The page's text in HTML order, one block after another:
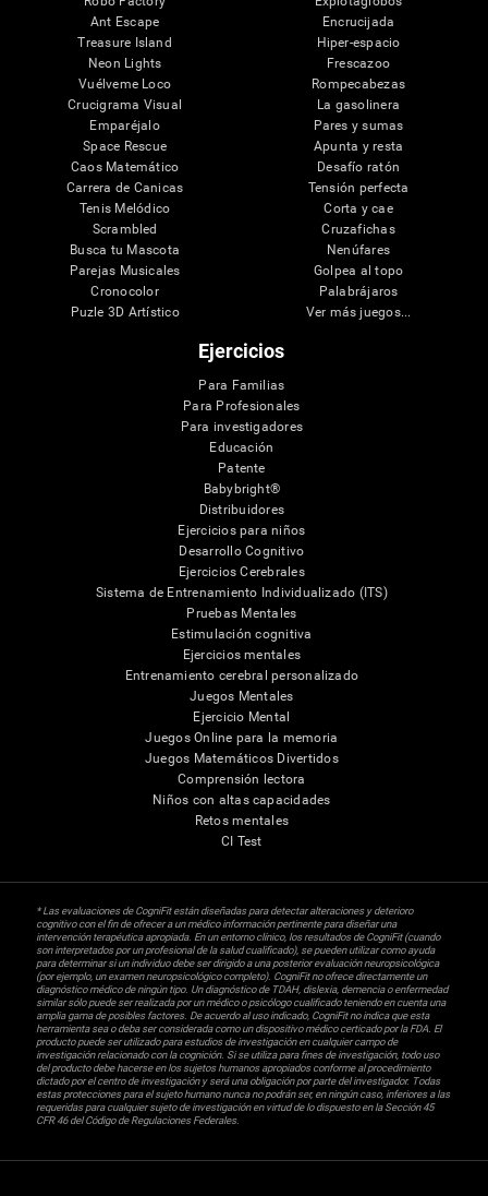
Ant Escape
Treasure Island
Neon Lights
Vuélveme Loco
Crucigrama Visual
Emparéjalo
Space Rescue
Caos Matemático
Carrera de Canicas
Tenis Melódico
Scrambled
Busca tu Mascota
Parejas Musicales
Cronocolor
Puzle 3D Artístico
Encrucijada
Hiper-espacio
Frescazoo
Rompecabezas
La gasolinera
Pares y sumas
Apunta y resta
Desafío ratón
Tensión perfecta
Corta y cae
Cruzafichas
Nenúfares
Golpea al topo
Palabrájaros
Ver más juegos...
Ejercicios
Para Familias
Para Profesionales
Para investigadores
Educación
Patente
Babybright®
Distribuidores
Ejercicios para niños
Desarrollo Cognitivo
Ejercicios Cerebrales
Sistema de Entrenamiento Individualizado (ITS)
Pruebas Mentales
Estimulación cognitiva
Ejercicios mentales
Entrenamiento cerebral personalizado
Juegos Mentales
Ejercicio Mental
Juegos Online para la memoria
Juegos Matemáticos Divertidos
Comprensión lectora
Niños con altas capacidades
Retos mentales
CI Test
* Las evaluaciones de CogniFit están diseñadas para detectar alteraciones y deterioro
cognitivo con el fin de ofrecer a un médico información pertinente para diseñar una
intervención terapéutica apropiada. En un entorno clínico, los resultados de CogniFit (cuando
son interpretados por un profesional de la salud cualificado), se pueden utilizar como ayuda
para determinar si un individuo debe ser dirigido a una posterior evaluación neuropsicológica
(por ejemplo, un examen neuropsicológico completo). CogniFit no ofrece directamente un
diagnóstico médico de ningún tipo. Un diagnóstico de TDAH, dislexia, demencia o enfermedad
similar sólo puede ser realizada por un médico o psicólogo cualificado teniendo en cuenta una
amplia gama de posibles factores. De acuerdo al uso indicado, CogniFit no indica que esta
herramienta sea o deba ser considerada como un dispositivo médico certicado por la FDA. El
producto puede ser utilizado para estudios de investigación en cualquier campo de
investigación relacionado con la cognición. Si se utiliza para fines de investigación, todo uso
del producto debe hacerse en los sujetos humanos apropiados conforme al procedimiento
dictado por el centro de investigación y será una obligación por parte del investigador. Todas
estas protecciones para el sujeto humano nunca no podrán ser, en ningún caso, inferiores a las
requeridas para cualquier sujeto de investigación en virtud de lo dispuesto en la Sección 45
CFR 46 del Código de Regulaciones Federales.